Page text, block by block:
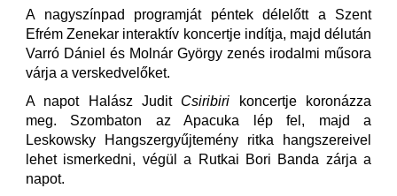
A nagyszínpad programját péntek délelőtt a Szent
Efrém Zenekar interaktív koncertje indítja, majd délután
Varró Dániel és Molnár György zenés irodalmi műsora
várja a verskedvelőket.
A napot Halász Judit Csiribiri koncertje koronázza
meg. Szombaton az Apacuka lép fel, majd a
Leskowsky Hangszergyűjtemény ritka hangszereivel
lehet ismerkedni, végül a Rutkai Bori Banda zárja a
napot.